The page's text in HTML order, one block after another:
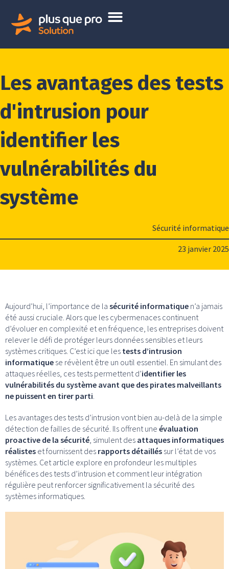
Les avantages des tests
d'intrusion pour
identifier les
vulnérabilités du
système
Sécurité informatique
23 janvier 2025
Aujourd’hui, l’importance de la sécurité informatique n’a jamais
été aussi cruciale. Alors que les cybermenaces continuent
d’évoluer en complexité et en fréquence, les entreprises doivent
relever le défi de protéger leurs données sensibles et leurs
systèmes critiques. C’est ici que les tests d’intrusion
informatique se révèlent être un outil essentiel. En simulant des
attaques réelles, ces tests permettent d’identifier les
vulnérabilités du système avant que des pirates malveillants
ne puissent en tirer parti
Les avantages des tests d’intrusion vont bien au-delà de la simple
détection de failles de sécurité. Ils offrent une évaluation
proactive de la sécurité , simulent des attaques informatiques
réalistes et fournissent des rapports détaillés sur l’état de vos
systèmes. Cet article explore en profondeur les multiples
bénéfices des tests d’intrusion et comment leur intégration
régulière peut renforcer significativement la sécurité des
systèmes informatiques.